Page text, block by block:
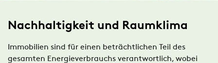
Nachhaltigkeit und Raumklima
Immobilien sind für einen beträchtlichen Teil des
gesamten Energieverbrauchs verantwortlich, wobei